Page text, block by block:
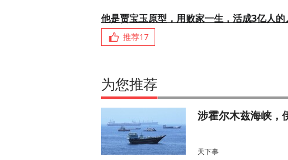
他是贾宝玉原型，用败家一生，活成3亿人
推荐17
为您推荐
涉霍尔木兹海峡，
天下事